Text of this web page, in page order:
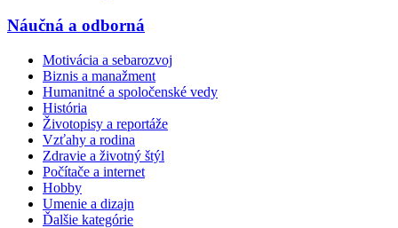
Náučná a odborná
Motivácia a sebarozvoj
Biznis a manažment
Humanitné a spoločenské vedy
História
Životopisy a reportáže
Vzťahy a rodina
Zdravie a životný štýl
Počítače a internet
Hobby
Umenie a dizajn
Ďalšie kategórie